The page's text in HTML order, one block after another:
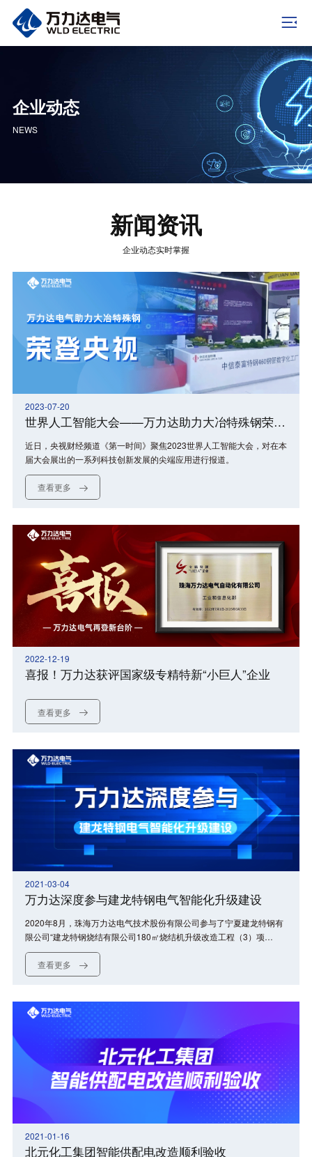
企业动态
NEWS
新闻资讯
企业动态实时掌握
2023-07-20
世界人工智能大会——万力达助力大冶特殊钢荣登央视
近日，央视财经频道《第一时间》聚焦2023世界人工智能大会，对在本
届大会展出的一系列科技创新发展的尖端应用进行报道。
查看更多
2022-12-19
喜报！万力达获评国家级专精特新“小巨人”企业
查看更多
2021-03-04
万力达深度参与建龙特钢电气智能化升级建设
2020年8月，珠海万力达电气技术股份有限公司参与了宁夏建龙特钢有
限公司“建龙特钢烧结有限公司180㎡烧结机升级改造工程（3）项
目”和“建龙特钢110kV变电站3#主变扩建工程及保安电源主变更换工
程”的建设工作，完成了对项目厂站的智能供配电管理系统（PME）开
发及智能开关柜的建设，获得用户好评。
查看更多
2021-01-16
北元化工集团智能供配电改造顺利验收